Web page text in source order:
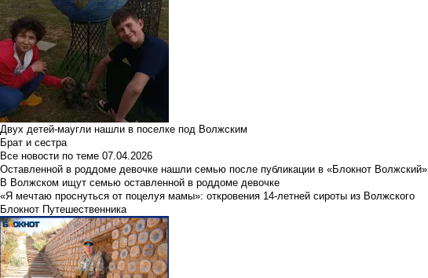
Двух детей-маугли нашли в поселке под Волжским
Брат и сестра
Все новости по теме 07.04.2026
Оставленной в роддоме девочке нашли семью после публикации в «Блокнот Волжский»
В Волжском ищут семью оставленной в роддоме девочке
«Я мечтаю проснуться от поцелуя мамы»: откровения 14-летней сироты из Волжского
Блокнот Путешественника